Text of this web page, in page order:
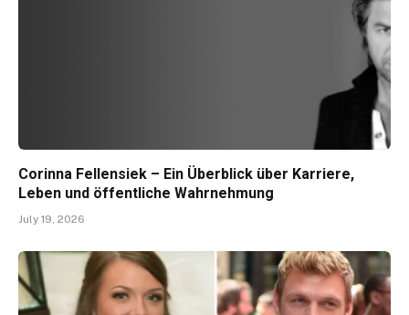
Corinna Fellensiek – Ein Überblick über Karriere,
Leben und öffentliche Wahrnehmung
July 19, 2026